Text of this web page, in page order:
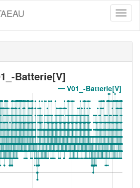
Batterie[V]
V01_-Batterie[V]